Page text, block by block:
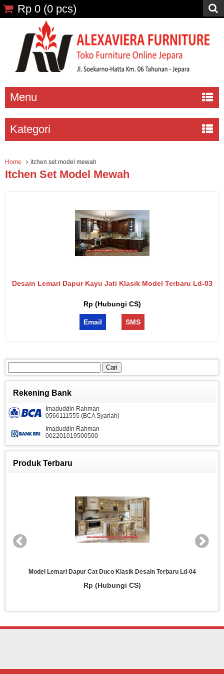
Rp 0 (0 pcs)
Menu
Kategori
Home itchen set model mewah
Itchen Set Model Mewah
Desain Lemari Dapur Kayu Jati Klasik Model Terbaru Ld-03
Rp (Hubungi CS)
Email SMS
untuk:
Rekening Bank
Imaduddin Rahman -
0566111555 (BCA Syariah)
Imaduddin Rahman -
002201019500500
Produk Terbaru
Model Lemari Dapur Cat Duco Klasik Desain Terbaru Ld-04
Rp (Hubungi CS)